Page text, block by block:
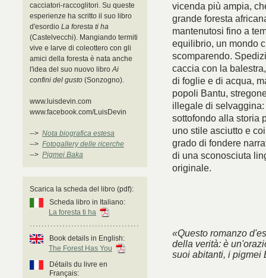
cacciatori-raccoglitori. Su queste
esperienze ha scritto il suo libro
d'esordio La foresta ti ha
(Castelvecchi). Mangiando termiti
vive e larve di coleottero con gli
amici della foresta è nata anche
l'idea del suo nuovo libroAi
confini del gusto (Sonzogno).
www.luisdevin.com
www.facebook.com/LuisDevin
--> Nota biografica estesa
--> Fotogallery delle ricerche
--> Pigmei Baka
Scarica la scheda del libro (pdf):
Scheda libro in Italiano:
La foresta ti ha
Book details in English:
The Forest Has You
Détails du livre en
Français:
vicenda più ampia,
grande foresta
mantenutosi fino a
equilibrio, un mondo
scomparendo.
caccia con la
di foglie e di acqua,
popoli Bantu,
illegale di
sottofondo alla storia
uno stile asciutto e
grado di fondere
di una sconosciuta
originale.
«Questo romanzo
della verità: è
suoi abitanti, i pigmei